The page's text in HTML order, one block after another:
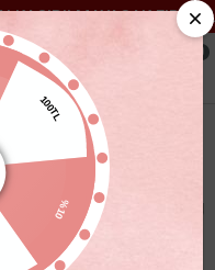
0
100TL
%10